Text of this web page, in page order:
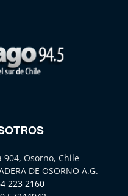
904, Osorno, Chile
DE OSORNO A.G.
223 2160